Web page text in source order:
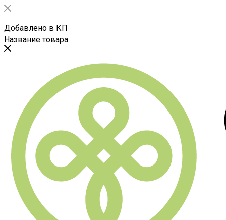
Добавлено в КП
Название товара